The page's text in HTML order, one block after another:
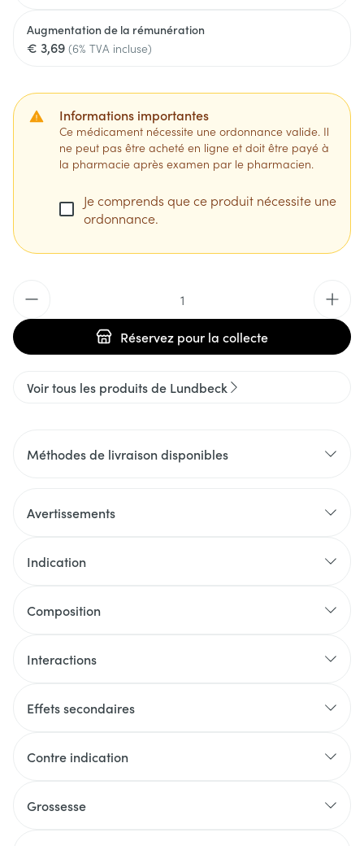
Augmentation de la rémunération
€ 3,69 (6% TVA incluse)
Informations importantes
Ce médicament nécessite une ordonnance valide. Il
ne peut pas être acheté en ligne et doit être payé à
la pharmacie après examen par le pharmacien.
Je comprends que ce produit nécessite une
ordonnance.
Réservez pour la collecte
Voir tous les produits de Lundbeck
Méthodes de livraison disponibles
Avertissements
Indication
Composition
Interactions
Effets secondaires
Contre indication
Grossesse